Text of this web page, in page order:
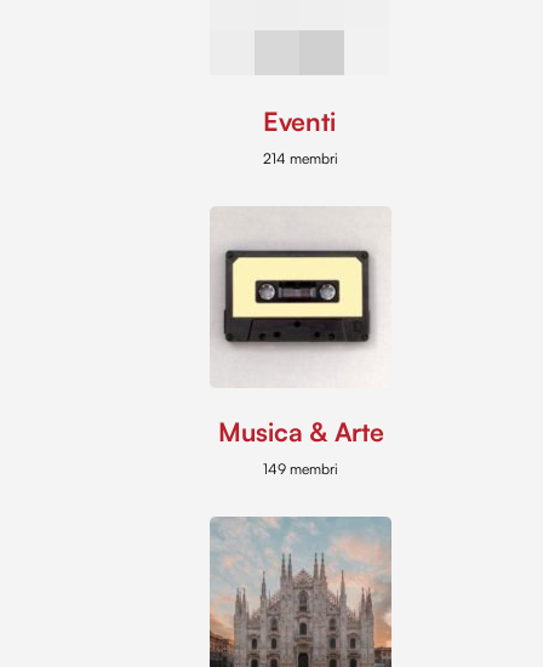
Eventi
214 membri
Musica & Arte
149 membri